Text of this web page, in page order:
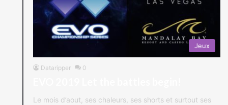
Jeux
Dataripper 0
Le mois d’aout, ses chaleurs, ses shorts et surtout ses